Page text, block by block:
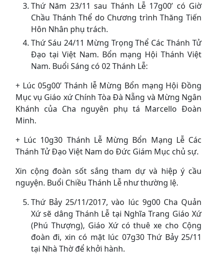
Thứ Năm 23/11 sau Thánh Lễ 17g00’ có Giờ
Chầu Thánh Thể do Chương trình Thăng Tiến
Hôn Nhân phụ trách.
Thứ Sáu 24/11 Mừng Trọng Thể Các Thánh Tử
Đạo tại Việt Nam. Bổn mạng Hội Thánh Việt
Nam. Buổi Sáng có 02 Thánh Lễ:
+ Lúc 05g00’ Thánh lễ Mừng Bổn mạng Hội Đồng
Mục vụ Giáo xứ Chính Tòa Đà Nẵng và Mừng Ngân
Khánh của Cha nguyên phụ tá Marcello Đoàn
Minh.
+ Lúc 10g30 Thánh Lễ Mừng Bổn Mạng Lễ Các
Thánh Tử Đạo Việt Nam do Đức Giám Mục chủ sự.
Xin cộng đoàn sốt sắng tham dự và hiệp ý cầu
nguyện. Buổi Chiều Thánh Lễ như thường lệ.
Thứ Bảy 25/11/2017, vào lúc 9g00 Cha Quản
Xứ sẽ dâng Thánh Lễ tại Nghĩa Trang Giáo Xứ
(Phú Thượng), Giáo Xứ có thuê xe cho Cộng
đoàn đi, xin có mặt lúc 07g30 Thứ Bảy 25/11
tại Nhà Thờ để khởi hành.